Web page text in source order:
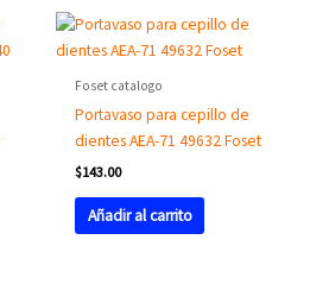
Foset catalogo
Portavaso para cepillo de
dientes AEA-71 49632 Foset
$143.00
Añadir al carrito